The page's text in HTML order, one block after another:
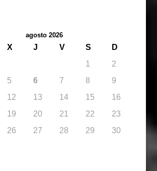
agosto 2026
X J V S
D
1
2
5 6 7 8
9
12 13 14 15
16
19 20 21 22
23
26 27 28 29
30